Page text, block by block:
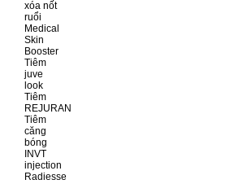
xóa nốt
ruổi
Medical
Skin
Booster
Tiêm
juve
look
Tiêm
REJURAN
Tiêm
căng
bóng
INVT
injection
Radiesse